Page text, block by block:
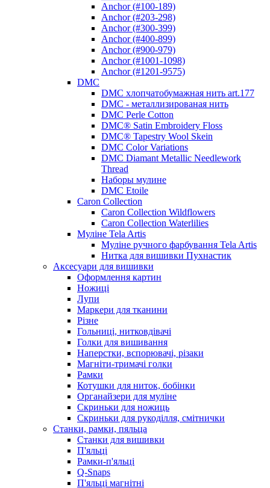
Anchor (#100-189)
Anchor (#203-298)
Anchor (#300-399)
Anchor (#400-899)
Anchor (#900-979)
Anchor (#1001-1098)
Anchor (#1201-9575)
DMC
DMC хлопчатобумажная нить art.177
DMC - металлизированая нить
DMC Perle Cotton
DMC® Satin Embroidery Floss
DMC® Tapestry Wool Skein
DMC Color Variations
DMC Diamant Metallic Needlework
Thread
Наборы мулине
DMC Etoile
Caron Collection
Caron Collection Wildflowers
Caron Collection Waterlilies
Муліне Tela Artis
Муліне ручного фарбування Tela Artis
Нитка для вишивки Пухнастик
Аксесуари для вишивки
Оформлення картин
Ножиці
Лупи
Маркери для тканини
Різне
Гольниці, нитковдівачі
Голки для вишивання
Наперстки, вспорювачі, різаки
Магніти-тримачі голки
Рамки
Котушки для ниток, бобінки
Органайзери для муліне
Скриньки для ножиць
Скриньки для рукоділля, смітнички
Станки, рамки, пяльца
Станки для вишивки
П'яльці
Рамки-п'яльці
Q-Snaps
П'яльці магнітні